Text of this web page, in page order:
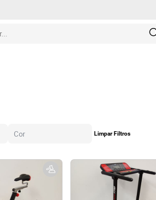
Limpar Filtros